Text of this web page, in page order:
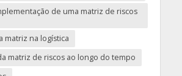
de uma matriz de riscos
matriz na logística
matriz de riscos ao longo do tempo